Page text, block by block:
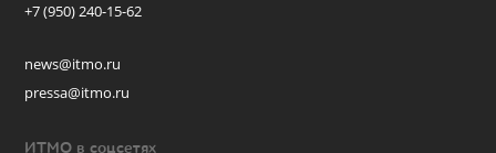
+7 (950) 240-15-62
news@itmo.ru
pressa@itmo.ru
ИТМО в соцсетях